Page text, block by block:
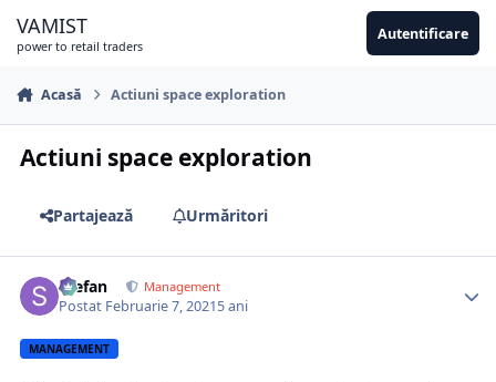
VAMIST
power to retail traders
Autentificare
Acasă Actiuni space exploration
Actiuni space exploration
Partajează Urmăritori
Stefan Management
Postat Februarie 7, 20215 ani
MANAGEMENT